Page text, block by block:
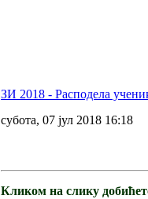
ЗИ 2018 - Расподела
субота, 07 јул 2018 16:18
Кликом на слику